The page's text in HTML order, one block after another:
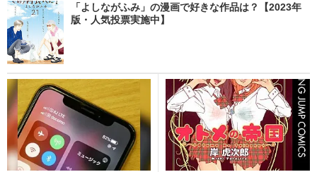
「よしながふみ」の漫画で好きな作品は？【2023年
版・人気投票実施中】